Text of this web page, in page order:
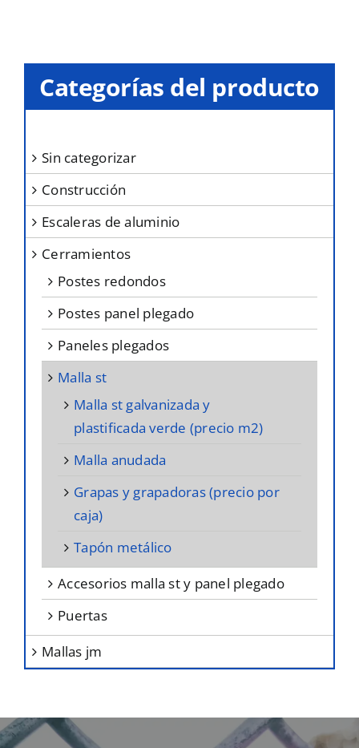
producto
Categorías del producto
sin categorizar
construcción
escaleras de aluminio
cerramientos
postes redondos
postes panel plegado
paneles plegados
malla st
malla st galvanizada y
plastificada verde (precio m2)
malla anudada
grapas y grapadoras (precio por
caja)
tapón metálico
accesorios malla st y panel plegado
puertas
mallas jm